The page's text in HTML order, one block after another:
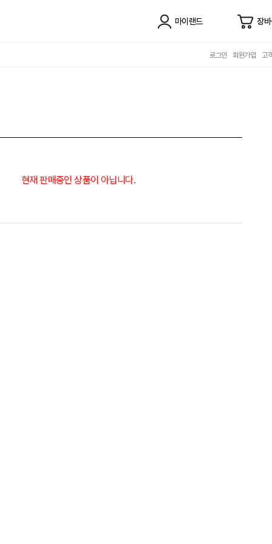
마이랜드 장
로그인 회원가입 고
현재 판매중인 상품이 아닙니다.